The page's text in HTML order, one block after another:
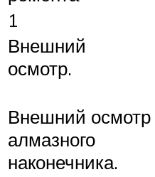
1
Внешний
осмотр.
Внешний осмотр
алмазного
наконечника.